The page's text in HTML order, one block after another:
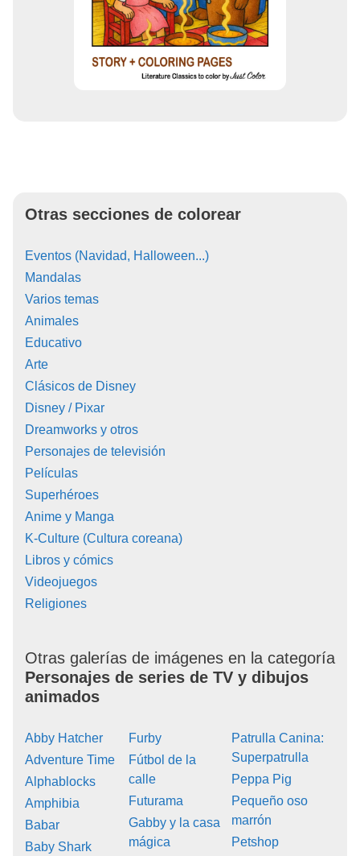
Otras secciones de colorear
Eventos (Navidad, Halloween...)
Mandalas
Varios temas
Animales
Educativo
Arte
Clásicos de Disney
Disney / Pixar
Dreamworks y otros
Personajes de televisión
Películas
Superhéroes
Anime y Manga
K-Culture (Cultura coreana)
Libros y cómics
Videojuegos
Religiones
Otras galerías de imágenes en la categoría
Personajes de series de TV y dibujos
animados
Abby Hatcher
Adventure Time
Alphablocks
Amphibia
Babar
Baby Shark
Furby
Fútbol de la
calle
Futurama
Gabby y la casa
mágica
Patrulla Canina:
Superpatrulla
Peppa Pig
Pequeño oso
marrón
Petshop